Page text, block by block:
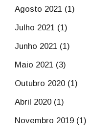
Agosto 2021 (1)
Julho 2021 (1)
Junho 2021 (1)
Maio 2021 (3)
Outubro 2020 (1)
Abril 2020 (1)
Novembro 2019 (1)